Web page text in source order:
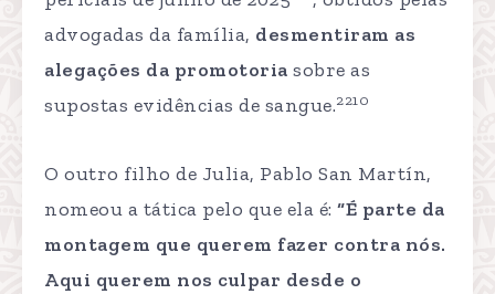
advogadas da família, desmentiram as
alegações da promotoria sobre as
supostas evidências de sangue.2210
O outro filho de Julia, Pablo San Martín,
nomeou a tática pelo que ela é: “É parte da
montagem que querem fazer contra nós.
Aqui querem nos culpar desde o